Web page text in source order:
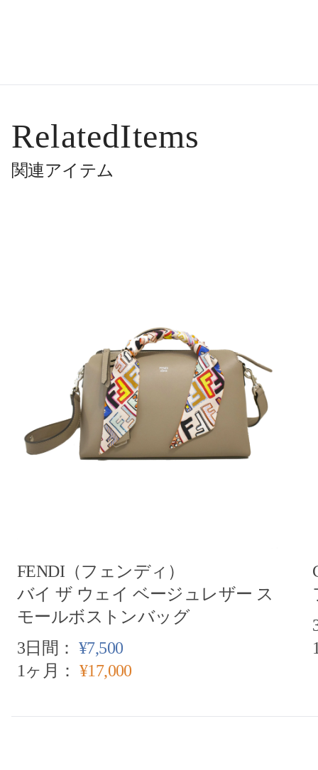
RelatedItems
関連アイテム
FENDI（フェンディ）
バイ ザ ウェイ ベージュレザー ス
モールボストンバッグ
3日間： ¥7,500
1ヶ月： ¥17,000